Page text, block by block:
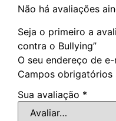
Não há avaliações
Seja o primeiro a
contra o Bullying”
O seu endereço de
Campos obrigatórios
Sua avaliação *